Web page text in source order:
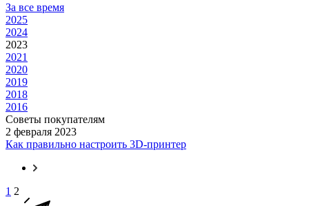
За все время
2025
2024
2023
2021
2020
2019
2018
2016
Советы покупателям
2 февраля 2023
Как правильно настроить 3D-принтер
1 2